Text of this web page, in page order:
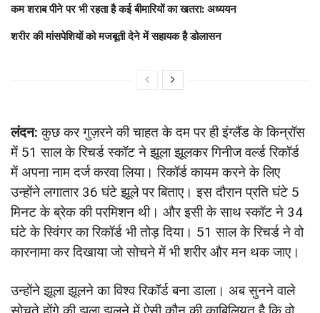
कम शराब पीने पर भी रहता है कई बीमारियों का खतरा: अध्ययन
शरीर की मांसपेशियों को मजबूती देने में सहायक है डोलासन
लंदन: कुछ कर गुज़रने की चाहत के दम पर ही इंग्लैंड के किन्रॉस
में 51 साल के रिचर्ड स्कॉट ने झूला झूलकर गिनीज वर्ल्ड रिकॉर्ड
में अपना नाम दर्ज करवा लिया। रिकॉर्ड कायम करने के लिए
उन्होंने लगातार 36 घंटे झूले पर बिताए। इस दौरान प्रति घंटे 5
मिनट के ब्रेक की परमिशन थी। और इसी के साथ स्कॉट ने 34
घंटे के स्विंगर का रिकॉर्ड भी तोड़ दिया। 51 साल के रिचर्ड ने वो
कारनामा कर दिखाया जो सोचने में भी शरीर और मन थक जाए।
उन्होंने झूला झूलने का विश्व रिकॉर्ड बना डाला। अब सुनने वाले